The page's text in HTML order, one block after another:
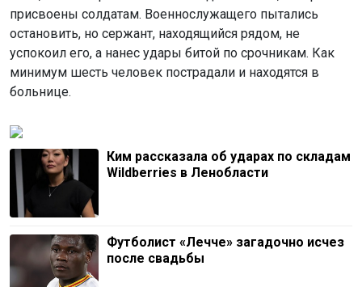
присвоены солдатам. Военнослужащего пытались
остановить, но сержант, находящийся рядом, не
успокоил его, а нанес удары битой по срочникам. Как
минимум шесть человек пострадали и находятся в
больнице.
Ким рассказала об ударах по складам
Wildberries в Ленобласти
Футболист «Лечче» загадочно исчез
после свадьбы